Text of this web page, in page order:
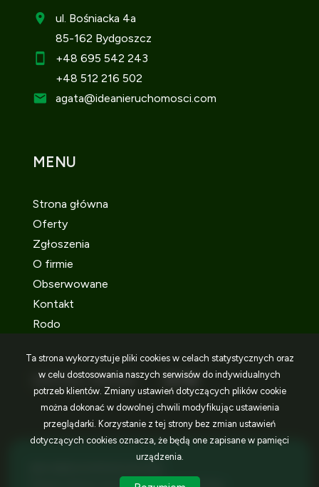
ul. Bośniacka 4a
85-162 Bydgoszcz
+48 695 542 243
+48 512 216 502
agata@ideanieruchomosci.com
MENU
Strona główna
Oferty
Zgłoszenia
O firmie
Obserwowane
Kontakt
Rodo
SOCIAL MEDIA Facebook
Facebook
Facebook
Ta strona wykorzystuje pliki cookies w celach statystycznych oraz
w celu dostosowania naszych serwisów do indywidualnych
potrzeb klientów. Zmiany ustawień dotyczących plików cookie
można dokonać w dowolnej chwili modyfikując ustawienia
przeglądarki. Korzystanie z tej strony bez zmian ustawień
dotyczących cookies oznacza, że będą one zapisane w pamięci
urządzenia.